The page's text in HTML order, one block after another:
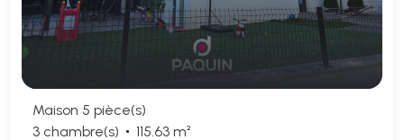
Maison 5 pièce(s)
3 chambre(s)
115.63 m²